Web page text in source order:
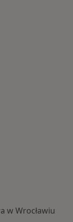
w Wrocławiu